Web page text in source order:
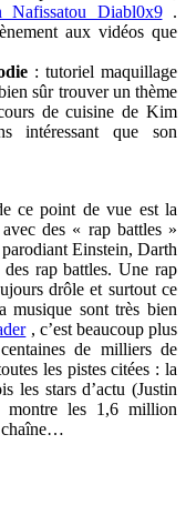
Nafissatou Diabl0x9.
aux vidéos que
: tutoriel maquillage
sûr trouver un thème
de cuisine de Kim
intéressant que son
ce point de vue est la
des « rap battles »
Einstein, Darth
rap battles. Une rap
drôle et surtout ce
musique sont très bien
, c’est beaucoup plus
de milliers de
les pistes citées : la
les stars d’actu (Justin
montre les 1,6 million
chaîne…